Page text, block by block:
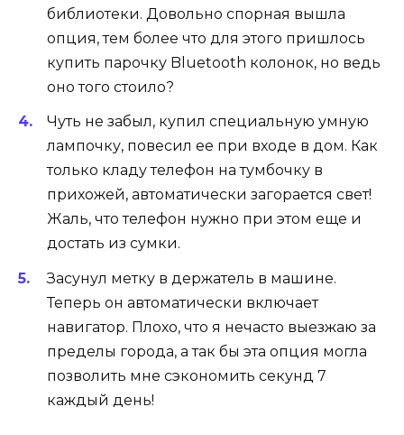
библиотеки. Довольно спорная вышла
опция, тем более что для этого пришлось
купить парочку Bluetooth колонок, но ведь
оно того стоило?
Чуть не забыл, купил специальную умную
лампочку, повесил ее при входе в дом. Как
только кладу телефон на тумбочку в
прихожей, автоматически загорается свет!
Жаль, что телефон нужно при этом еще и
достать из сумки.
Засунул метку в держатель в машине.
Теперь он автоматически включает
навигатор. Плохо, что я нечасто выезжаю за
пределы города, а так бы эта опция могла
позволить мне сэкономить секунд 7
каждый день!